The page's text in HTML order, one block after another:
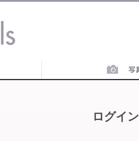
ログイン